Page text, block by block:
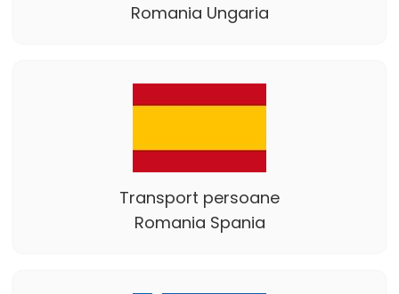
Romania Ungaria
Transport persoane
Romania Spania